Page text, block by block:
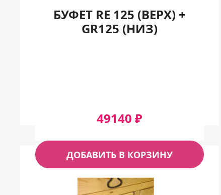
БУФЕТ RE 125 (ВЕРХ) +
GR125 (НИЗ)
49140 ₽
ДОБАВИТЬ В КОРЗИНУ